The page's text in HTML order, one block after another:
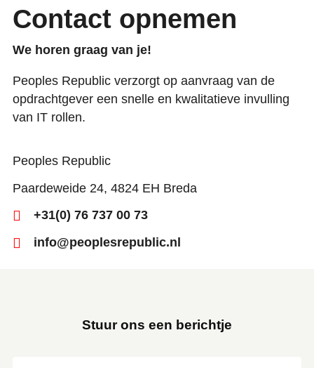
Contact opnemen
We horen graag van je!
Peoples Republic verzorgt op aanvraag van de
opdrachtgever een snelle en kwalitatieve invulling
van IT rollen.
Peoples Republic
Paardeweide 24, 4824 EH Breda
+31(0) 76 737 00 73
info@peoplesrepublic.nl
Stuur ons een berichtje